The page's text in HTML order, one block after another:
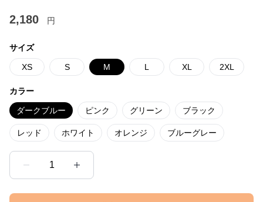
2,180 円
サイズ
XS S M L XL 2XL
カラー
ダークブルー ピンク グリーン ブラック
レッド ホワイト オレンジ ブルーグレー
1